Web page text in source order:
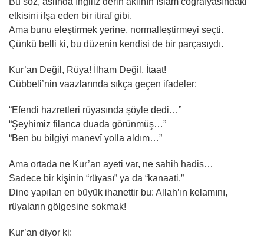
etkisini ifşa eden bir itiraf gibi.
Ama bunu eleştirmek yerine, normalleştirmeyi seçti.
Çünkü belli ki, bu düzenin kendisi de bir parçasıydı.
Kur’an Değil, Rüya! İlham Değil, İtaat!
Cübbeli’nin vaazlarında sıkça geçen ifadeler:
“Efendi hazretleri rüyasında şöyle dedi…”
“Şeyhimiz filanca duada görünmüş…”
“Ben bu bilgiyi manevî yolla aldım…”
Ama ortada ne Kur’an ayeti var, ne sahih hadis…
Sadece bir kişinin “rüyası” ya da “kanaati.”
Dine yapılan en büyük ihanettir bu: Allah’ın kelamını,
rüyaların gölgesine sokmak!
Kur’an diyor ki: